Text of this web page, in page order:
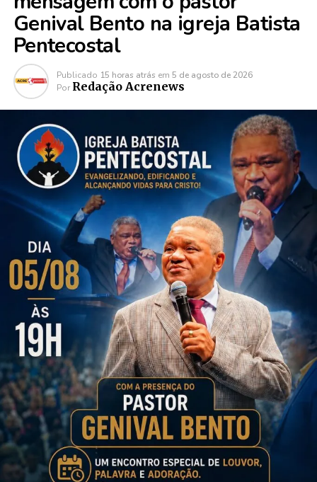
Genival Bento na igreja Batista
Pentecostal
Publicado 15 horas atrás em 5 de agosto de 2026
Por Redação Acrenews